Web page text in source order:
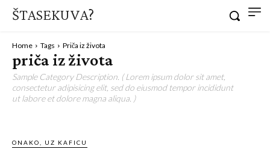
ŠTASEKUVA?
Home Tags Priča iz života
priča iz života
Sample Category Description. ( Lorem ipsum dolor sit amet,
consectetur adipisicing elit, sed do eiusmod tempor incididunt
ut labore et dolore magna aliqua. )
ONAKO, UZ KAFICU